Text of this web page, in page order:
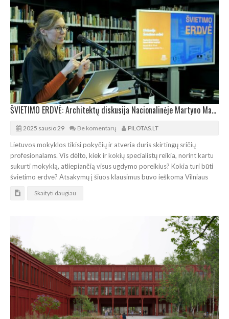
ŠVIETIMO ERDVĖ: Architektų diskusija Nacionalinėje Martyno Mažvydo bibliotekoje
2025 sausio 29 Be komentarų PILOTAS.LT
Lietuvos mokyklos tikisi pokyčių ir atveria duris skirtingų sričių
profesionalams. Vis dėlto, kiek ir kokių specialistų reikia, norint kartu
sukurti mokyklą, atliepiančią visus ugdymo poreikius? Kokia turi būti
švietimo erdvė? Atsakymų į šiuos klausimus buvo ieškoma Vilniaus
Skaityti daugiau